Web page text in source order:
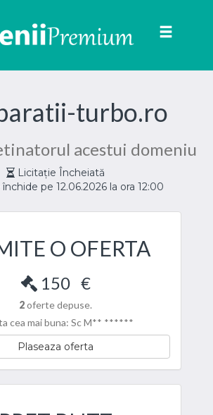
Toggle
turbo.ro
acestui domeniu
Licitație Încheiată
pe 12.06.2026 la ora 12:00
O OFERTA
150 €
2oferte depuse.
cea mai buna: Sc M** ******
Plaseaza oferta